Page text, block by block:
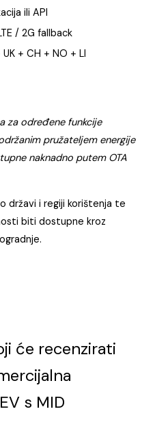
ili API
/ 2G fallback
UK + CH + NO + LI
za određene funkcije
pružateljem energije
naknadno putem OTA
državi i regiji korištenja te
biti dostupne kroz
će recenzirati
s MID